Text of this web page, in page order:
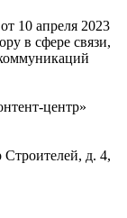
10 апреля 2023
в сфере связи,
центр»
Строителей, д. 4,